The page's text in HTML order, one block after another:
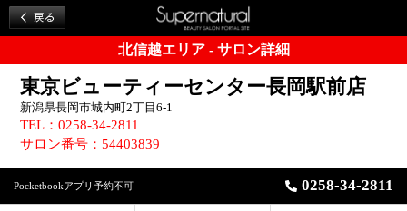
北信越エリア - サロン詳細
東京ビューティーセンター長岡駅前店
新潟県長岡市城内町2丁目6-1
TEL：0258-34-2811
サロン番号：54403839
Pocketbookアプリ予約不可 0258-34-2811